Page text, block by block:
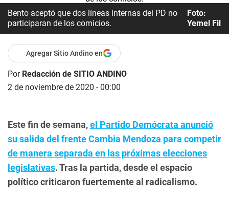
Bento aceptó que dos líneas internas del PD no
participaran de los comicios.
Foto:
Yemel Fil
Agregar Sitio Andino en
Por Redacción de SITIO ANDINO
2 de noviembre de 2020 - 00:00
Este fin de semana,el Partido Demócrata anunció
su salida del frente Cambia Mendoza para competir
de manera separada en las próximas elecciones
legislativas. Tras la partida, desde el espacio
político criticaron fuertemente al radicalismo.